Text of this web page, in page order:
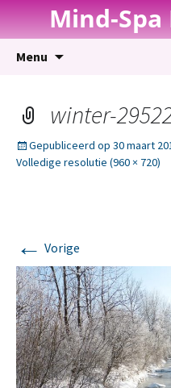
Mind-
Menu
winter-
Gepubliceerd op 30 maart
Volledige resolutie (960 × 720)
← Vorige